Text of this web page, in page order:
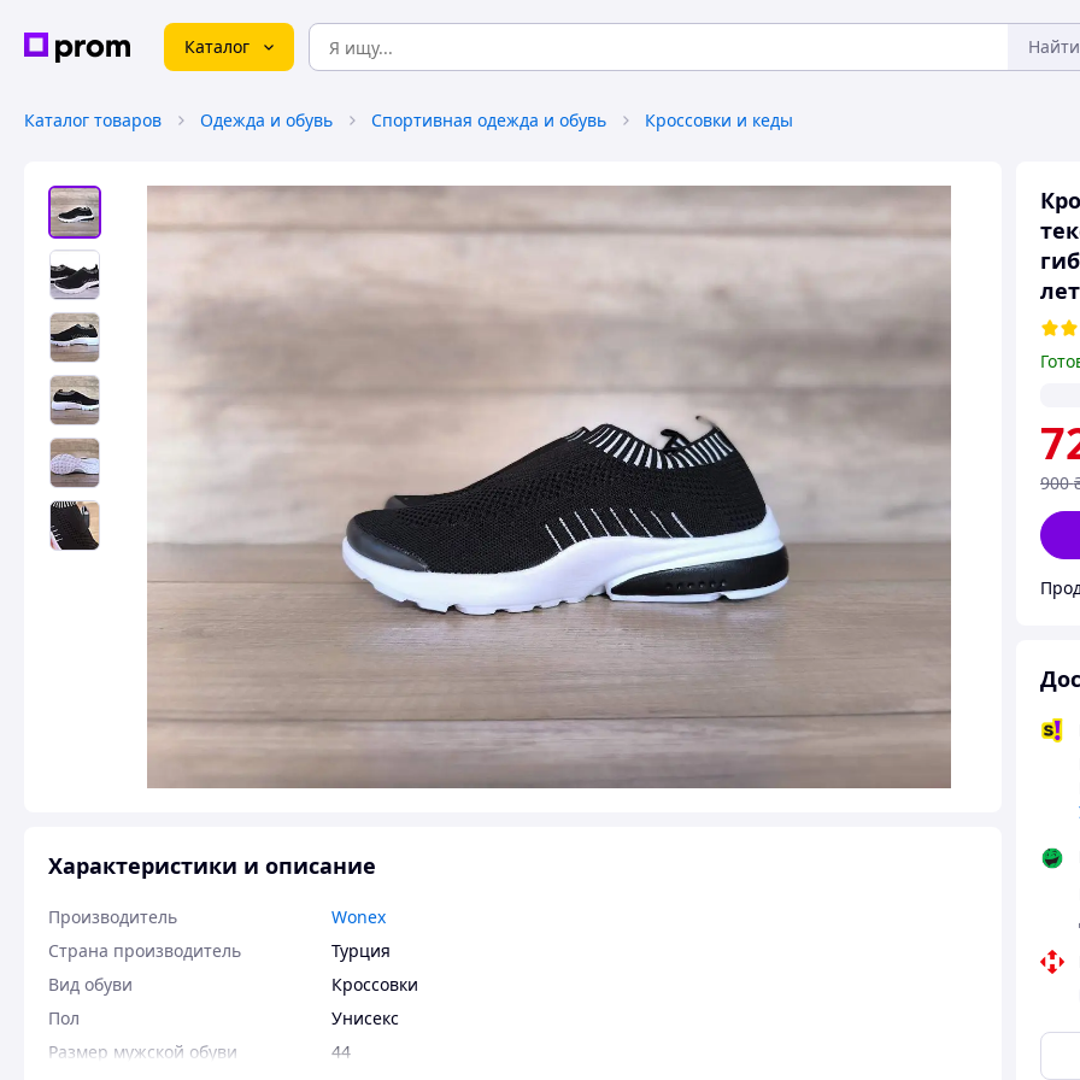
Каталог Найти
Каталог товаров Одежда и обувь Спортивная одежда и обувь Кроссовки и кеды
900
Характеристики и описание
Производитель
Wonex
Страна производитель
Турция
Вид обуви
Кроссовки
Пол
Унисекс
Размер мужской обуви
44